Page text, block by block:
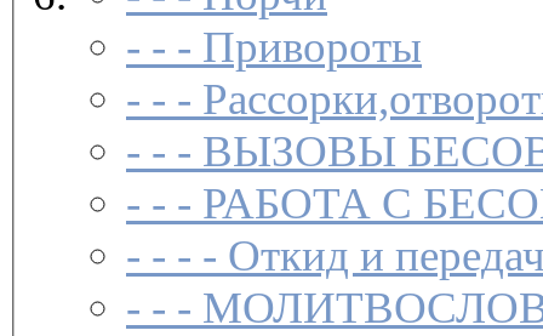
- - - Привороты
- - -
- - - ВЫЗОВЫ
- - - РАБОТА С
- - - - Откид и
- - -